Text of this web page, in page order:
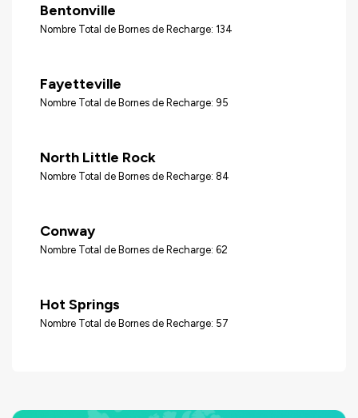
Bentonville
Nombre Total de Bornes de Recharge: 134
Fayetteville
Nombre Total de Bornes de Recharge: 95
North Little Rock
Nombre Total de Bornes de Recharge: 84
Conway
Nombre Total de Bornes de Recharge: 62
Hot Springs
Nombre Total de Bornes de Recharge: 57